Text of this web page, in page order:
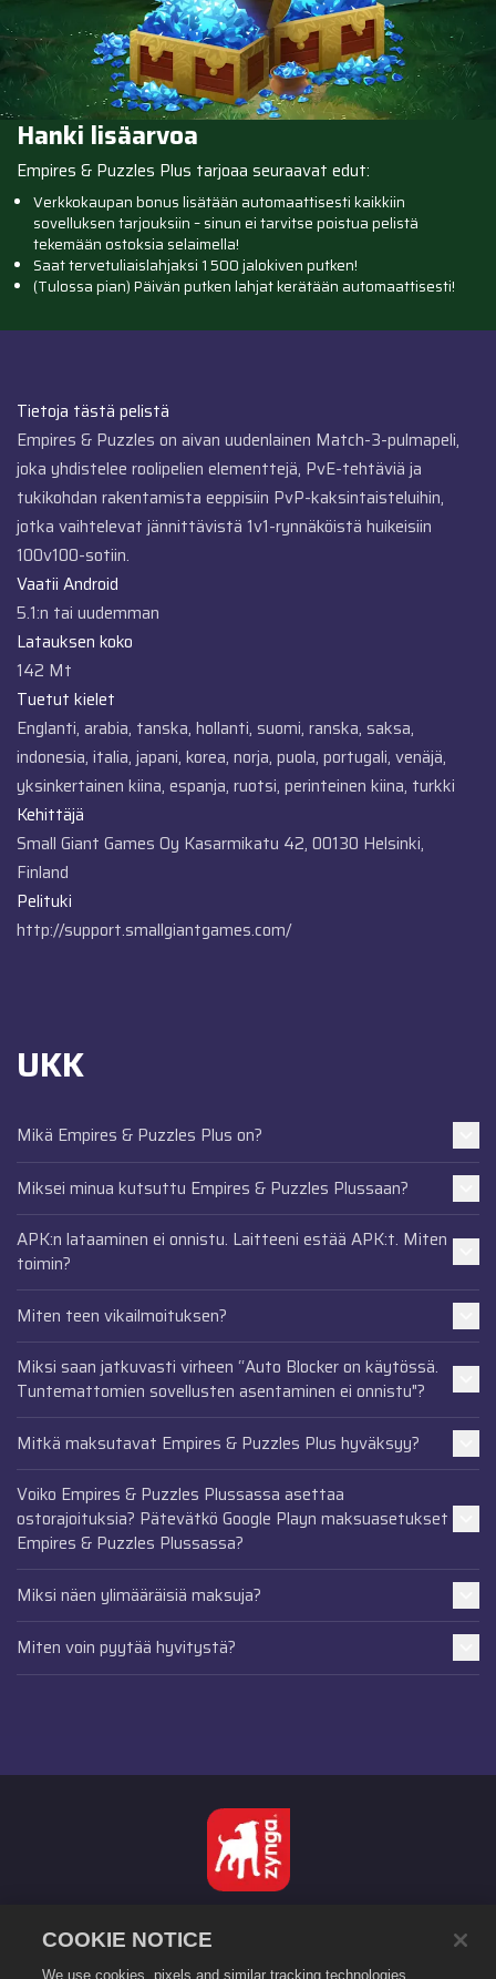
Hanki lisäarvoa
Empires & Puzzles Plus tarjoaa seuraavat edut:
Verkkokaupan bonus lisätään automaattisesti kaikkiin
sovelluksen tarjouksiin – sinun ei tarvitse poistua pelistä
tekemään ostoksia selaimella!
Saat tervetuliaislahjaksi 1 500 jalokiven putken!
(Tulossa pian) Päivän putken lahjat kerätään automaattisesti!
Tietoja tästä pelistä
Empires & Puzzles on aivan uudenlainen Match-3-pulmapeli,
joka yhdistelee roolipelien elementtejä, PvE-tehtäviä ja
tukikohdan rakentamista eeppisiin PvP-kaksintaisteluihin,
jotka vaihtelevat jännittävistä 1v1-rynnäköistä huikeisiin
100v100-sotiin.
Vaatii Android
5.1:n tai uudemman
Latauksen koko
142 Mt
Tuetut kielet
Englanti, arabia, tanska, hollanti, suomi, ranska, saksa,
indonesia, italia, japani, korea, norja, puola, portugali, venäjä,
yksinkertainen kiina, espanja, ruotsi, perinteinen kiina, turkki
Kehittäjä
Small Giant Games Oy Kasarmikatu 42, 00130 Helsinki,
Finland
Pelituki
http://support.smallgiantgames.com/
UKK
Mikä Empires & Puzzles Plus on?
Miksei minua kutsuttu Empires & Puzzles Plussaan?
APK:n lataaminen ei onnistu. Laitteeni estää APK:t. Miten
toimin?
Miten teen vikailmoituksen?
Miksi saan jatkuvasti virheen “Auto Blocker on käytössä.
Tuntemattomien sovellusten asentaminen ei onnistu"?
Mitkä maksutavat Empires & Puzzles Plus hyväksyy?
Voiko Empires & Puzzles Plussassa asettaa
ostorajoituksia? Pätevätkö Google Playn maksuasetukset
Empires & Puzzles Plussassa?
Miksi näen ylimääräisiä maksuja?
Miten voin pyytää hyvitystä?
Tietosuojakäytäntö
COOKIE NOTICE
We use cookies, pixels and similar tracking technologies